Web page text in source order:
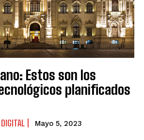
Estos son los
planificados
Mayo 5, 2023